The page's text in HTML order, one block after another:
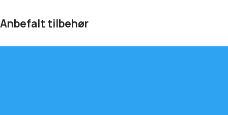
Anbefalt tilbehør